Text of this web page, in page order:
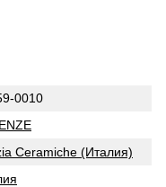
0010
Ceramiche (Италия)